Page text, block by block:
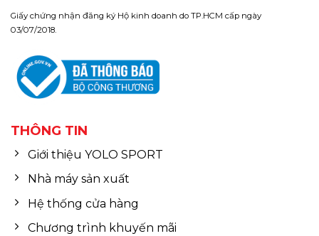
Giấy chứng nhận đăng ký Hộ kinh doanh do TP.HCM cấp ngày
03/07/2018.
THÔNG TIN
Giới thiệu YOLO SPORT
Nhà máy sản xuất
Hệ thống cửa hàng
Chương trình khuyến mãi